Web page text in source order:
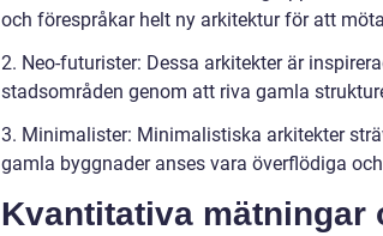
och förespråkar helt ny arkitektur för att
2. Neo-futurister: Dessa arkitekter är
stadsområden genom att riva gamla
3. Minimalister: Minimalistiska arkitekter
gamla byggnader anses vara överflödiga
Kvantitativa mätningar